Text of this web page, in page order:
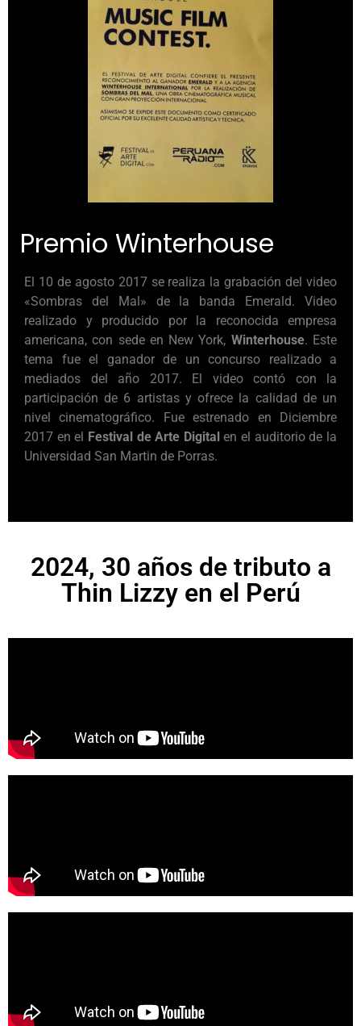
Premio Winterhouse
El 10 de agosto 2017 se realiza la grabación del video
«Sombras del Mal» de la banda Emerald. Video
realizado y producido por la reconocida empresa
americana, con sede en New York, Winterhouse. Este
tema fue el ganador de un concurso realizado a
mediados del año 2017. El video contó con la
participación de 6 artistas y ofrece la calidad de un
nivel cinematográfico. Fue estrenado en Diciembre
2017 en el Festival de Arte Digitalen el auditorio de la
Universidad San Martin de Porras.
2024, 30 años de tributo a
Thin Lizzy en el Perú